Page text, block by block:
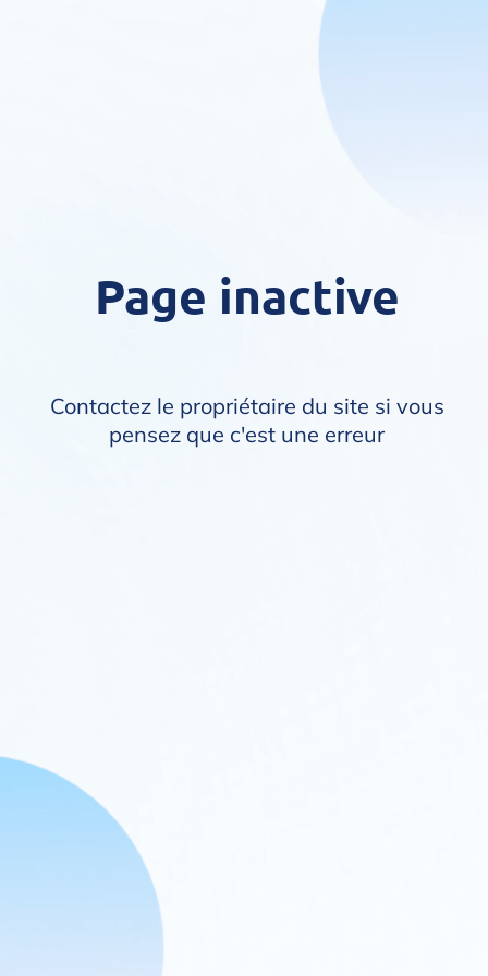
Page inactive
Contactez le propriétaire du site si vous
pensez que c'est une erreur